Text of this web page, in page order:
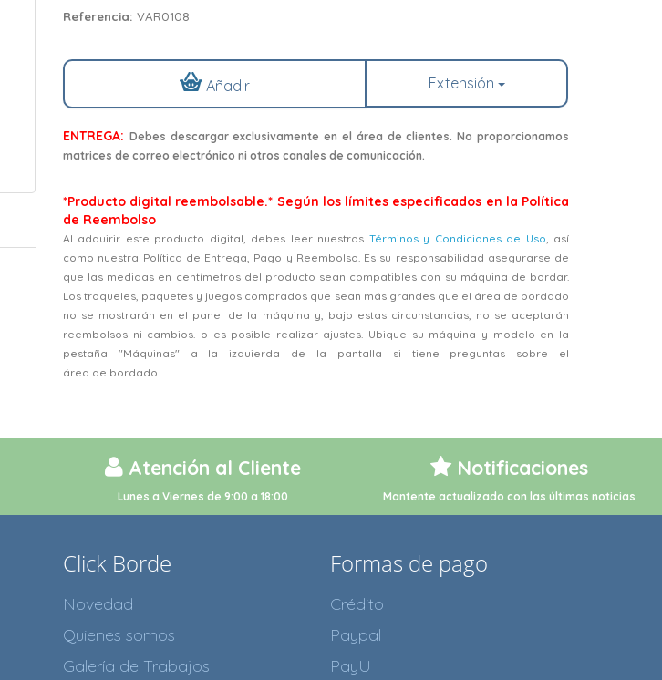
Referencia: VAR0108
Añadir Extensión
ENTREGA: Debes descargar exclusivamente en el área de clientes. No proporcionamos
matrices de correo electrónico ni otros canales de comunicación.
*Producto digital reembolsable.* Según los límites especificados en la Política
de Reembolso
Al adquirir este producto digital, debes leer nuestros Términos y Condiciones de Uso , así
como nuestra Política de Entrega, Pago y Reembolso. Es su responsabilidad asegurarse de
que las medidas en centímetros del producto sean compatibles con su máquina de bordar.
Los troqueles, paquetes y juegos comprados que sean más grandes que el área de bordado
no se mostrarán en el panel de la máquina y, bajo estas circunstancias, no se aceptarán
reembolsos ni cambios. o es posible realizar ajustes. Ubique su máquina y modelo en la
pestaña "Máquinas" a la izquierda de la pantalla si tiene preguntas sobre el
área de bordado.
Atención al Cliente
Lunes a Viernes de 9:00 a 18:00
Notificaciones
Mantente actualizado con las últimas noticias
Click Borde
Novedad
Quienes somos
Galería de Trabajos
Formas de pago
Crédito
Paypal
PayU